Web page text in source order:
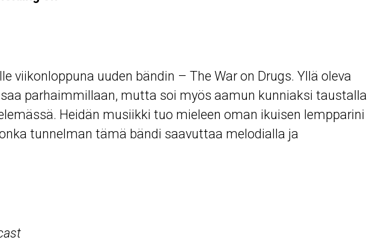
viikonloppuna uuden bändin – The War on Drugs. Yllä oleva
parhaimmillaan, mutta soi myös aamun kunniaksi taustalla
Heidän musiikki tuo mieleen oman ikuisen lempparini
tunnelman tämä bändi saavuttaa melodialla ja